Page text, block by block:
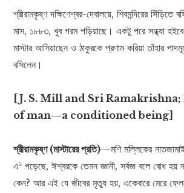
শ্রীরামকৃষ্ণ দক্ষিণেশ্বর-দেবালয়ে, শিবমন্দিরের সিঁড়িতে
মাস, ১৮৮৩, খুব গরম পড়িয়াছে। একটু পরে সন্ধ্যা
মাস্টার আসিয়াছেন ও ঠাকুরকে প্রণাম করিয়া তাঁহার
বসিলেন।
[J. S. Mill and Sri
of man—a conditioned being]
শ্রীরামকৃষ্ণ (মাস্টারের প্রতি)—মণি মল্লিকের
এ১ পড়েছে, ঈশ্বরকে তেমন জ্ঞানী, সর্বজ্ঞ বলে বোধ
কেন? আর এই যে জীবের মৃত্যু হয়, একেবারে মেরে